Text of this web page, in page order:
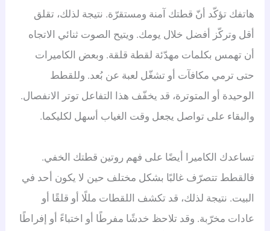
هاتفك تؤكّد أنّ قطتك آمنة ومستقرّة. نتيجة لذلك، تقلق
أقل وتركّز أفضل خلال يومك. ويتيح الصوت ثنائي الاتجاه
أن تهمس بكلمات مهدّئة لقطة قلقة. وبعض الكاميرات
حتى ترمي مكافآت أو تشغّل لعبة عن بُعد. وللقطط
الوحيدة أو المتوترة، قد يخفّف هذا التفاعل توتر الانفصال.
والبقاء على تواصل يجعل وقت الغياب أسهل لكليكما.
تساعدك الكاميرا أيضًا على فهم روتين قطتك الخفي.
فالقطط تتصرّف غالبًا بشكل مختلف حين لا يكون أحد في
البيت. نتيجة لذلك، قد تكشف اللقطات مللًا أو قلقًا أو
عادات مخرّبة. وقد تلاحظ خدشًا مفرطًا أو اختباءً أو إفراطًا